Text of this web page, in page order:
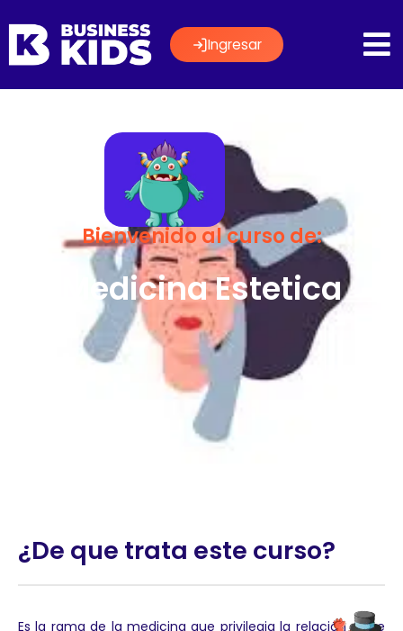
Ingresar
Bienvenido al curso de:
Medicina Estetica
¿De que trata este curso?
Es la rama de la medicina que privilegia la relación entre